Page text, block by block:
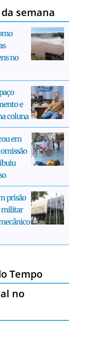
semana
no
e
coluna
em
prisão
militar
Tempo
no